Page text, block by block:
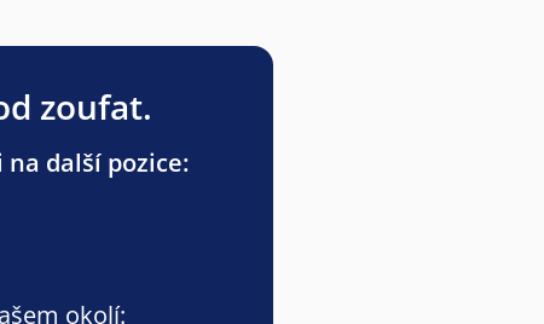
zoufat.
další pozice:
okolí: